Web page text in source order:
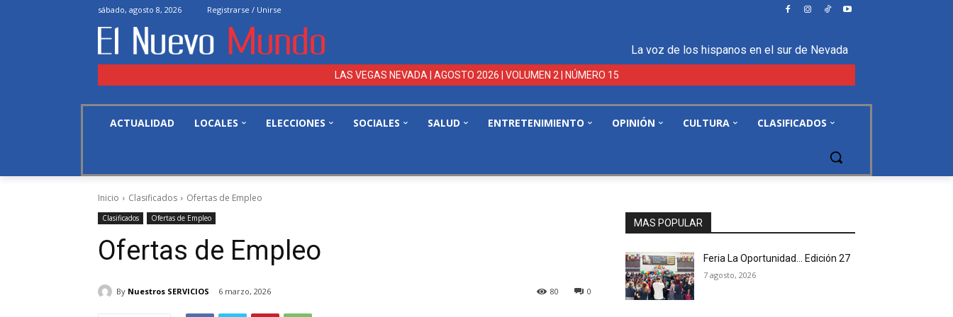
sábado, agosto 8, 2026 Registrarse / Unirse
La voz de los hispanos en el sur de Nevada
LAS VEGAS NEVADA | AGOSTO 2026 | VOLUMEN 2 | NÚMERO 15
ACTUALIDAD LOCALES ELECCIONES SOCIALES SALUD ENTRETENIMIENTO OPINIÓN CULTURA CLASIFICADOS
Inicio Clasificados Ofertas de Empleo
Clasificados Ofertas de Empleo
Ofertas de Empleo
By Nuestros SERVICIOS 6 marzo, 2026 0
80
MAS POPULAR
Feria La Oportunidad… Edición 27
7 agosto, 2026